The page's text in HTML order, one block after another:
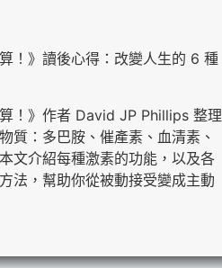
！》讀後心得：改變人生的 6 種
！》作者 David JP Phillips 整理
質：多巴胺、催產素、血清素、
文介紹每種激素的功能，以及各
法，幫助你從被動接受變成主動